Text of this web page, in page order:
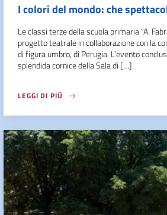
I colori del mondo: che
Le classi terze della scuola primaria “A.
progetto teatrale in collaborazione con la
di figura umbro, di Perugia. L’evento
splendida cornice della Sala di […]
LEGGI DI PIÙ